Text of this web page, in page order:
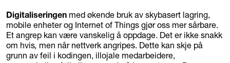
Digitaliseringen med økende bruk av skybasert lagring,
mobile enheter og Internet of Things gjør oss mer sårbare.
Et angrep kan være vanskelig å oppdage. Det er ikke snakk
om hvis, men når nettverk angripes. Dette kan skje på
grunn av feil i kodingen, illojale medarbeidere,